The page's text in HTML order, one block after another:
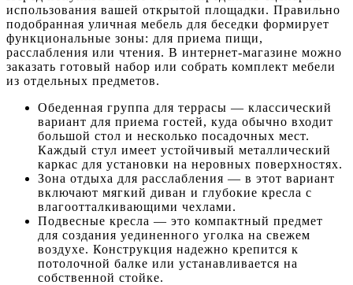
использования вашей открытой площадки. Правильно
подобранная уличная мебель для беседки формирует
функциональные зоны: для приема пищи,
расслабления или чтения. В интернет-магазине можно
заказать готовый набор или собрать комплект мебели
из отдельных предметов.
Обеденная группа для террасы — классический
вариант для приема гостей, куда обычно входит
большой стол и несколько посадочных мест.
Каждый стул имеет устойчивый металлический
каркас для установки на неровных поверхностях.
Зона отдыха для расслабления — в этот вариант
включают мягкий диван и глубокие кресла с
влагоотталкивающими чехлами.
Подвесные кресла — это компактный предмет
для создания уединенного уголка на свежем
воздухе. Конструкция надежно крепится к
потолочной балке или устанавливается на
собственной стойке.